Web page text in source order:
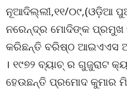
ନୂଆଦିଲ୍ଲୀ,୧୧/୦୯,(ଓଡ଼ିଆ
ନରେନ୍ଦ୍ର ମୋଦିଙ୍କ ପ୍ରମୁଖ
କରିଛନ୍ତି ବରିଷ୍ଠ ଆଇଏଏସ
। ୧୯୭୨ ବ୍ୟାଚ୍ ର ଗୁଜୁରାଟ
ହେଉଛନ୍ତି ପ୍ରମୋଦ କୁମାର